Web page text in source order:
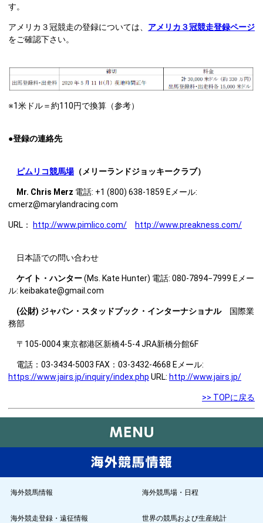
す。
アメリカ３冠競走の登録については、 アメリカ３冠競走登録ページ
をご確認下さい。
※1米ドル＝約110円で換算（参考）
●登録の連絡先
ピムリコ競馬場（メリーランドジョッキークラブ）
Mr. Chris Merz 電話: +1 (800) 638-1859 Eメール:
cmerz@marylandracing.com
URL： http://www.pimlico.com/ http://www.preakness.com/
日本語での問い合わせ
ケイト・ハンター(Ms. Kate Hunter) 電話: 080-7894−7999 Eメー
ル: keibakate@gmail.com
(公財) ジャパン・スタッドブック・インターナショナル国際業
務部
〒105-0004 東京都港区新橋4-5-4 JRA新橋分館6F
電話：03-3434-5003 FAX：03-3432-4668 Eメール:
https://www.jairs.jp/inquiry/index.php URL: http://www.jairs.jp/
>> TOPに戻る
海外競馬情報 海外競馬場・日程
海外競走登録・遠征情報 世界の競馬および生産統計